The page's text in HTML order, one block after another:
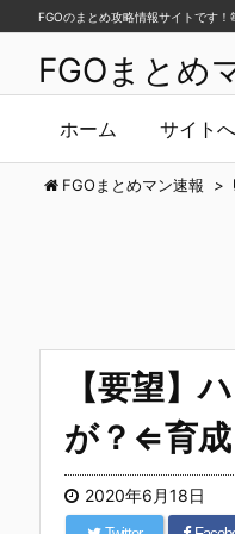
FGOまとめ
ホーム サイト
FGOのまとめ攻略情報サイトです！
FGOまとめマン速報 >
【要望】
が？⇐育
2020年6月18日